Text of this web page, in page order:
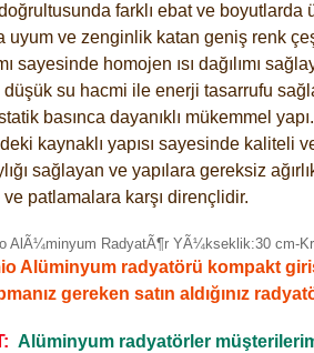
farklı ebat ve
uyum ve zenginlik katan geniş renk
sayesinde homojen ısı dağılımı
su hacmi ile enerji tasarrufu
basınca dayanıklı mükemmel yapı.
kaynaklı yapısı sayesinde kaliteli
sağlayan ve yapılara gereksiz
patlamalara karşı dirençlidir.
Alüminyum radyatörü kompakt
gereken satın aldığınız
Alüminyum radyatörler